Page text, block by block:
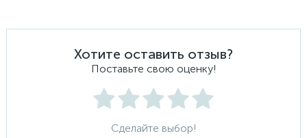
Хотите оставить отзыв?
Поставьте свою оценку!
Сделайте выбор!